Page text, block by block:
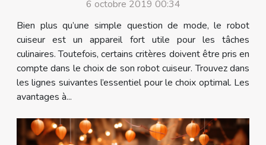
6 octobre 2019 00:34
Bien plus qu’une simple question de mode, le robot
cuiseur est un appareil fort utile pour les tâches
culinaires. Toutefois, certains critères doivent être pris en
compte dans le choix de son robot cuiseur. Trouvez dans
les lignes suivantes l’essentiel pour le choix optimal. Les
avantages à...